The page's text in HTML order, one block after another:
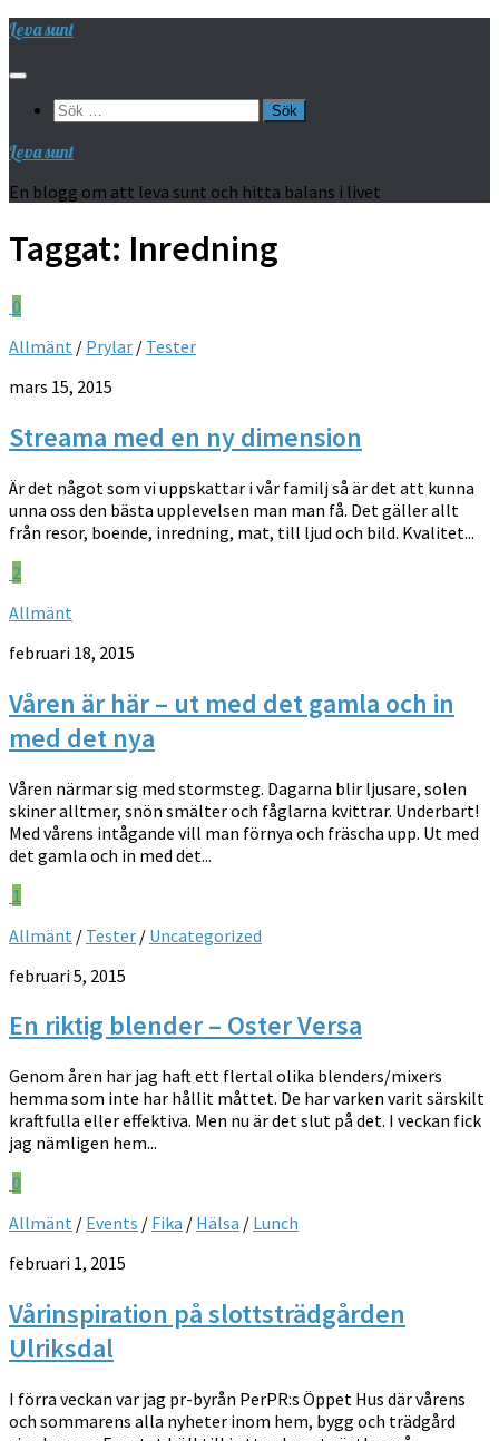
Hoppa
innehåll
Leva sunt
Sök
Leva sunt
En blogg om att leva sunt och hitta balans i livet
Taggat: Inredning
0
Allmänt / Prylar / Tester
mars 15, 2015
Streama med en ny dimension
Är det något som vi uppskattar i vår familj så är det att kunna
unna oss den bästa upplevelsen man man få. Det gäller allt
från resor, boende, inredning, mat, till ljud och bild. Kvalitet...
2
Allmänt
februari 18, 2015
Våren är här – ut med det gamla och in
med det nya
Våren närmar sig med stormsteg. Dagarna blir ljusare, solen
skiner alltmer, snön smälter och fåglarna kvittrar. Underbart!
Med vårens intågande vill man förnya och fräscha upp. Ut med
det gamla och in med det...
1
Allmänt / Tester / Uncategorized
februari 5, 2015
En riktig blender – Oster Versa
Genom åren har jag haft ett flertal olika blenders/mixers
hemma som inte har hållit måttet. De har varken varit särskilt
kraftfulla eller effektiva. Men nu är det slut på det. I veckan fick
jag nämligen hem...
0
Allmänt / Events / Fika / Hälsa / Lunch
februari 1, 2015
Vårinspiration på slottsträdgården
Ulriksdal
I förra veckan var jag pr-byrån PerPR:s Öppet Hus där vårens
och sommarens alla nyheter inom hem, bygg och trädgård